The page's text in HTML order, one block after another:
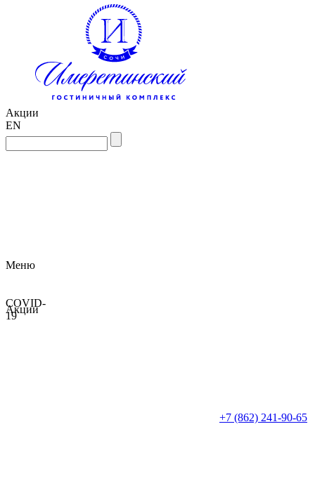
Акции
EN
Меню
COVID-
19
Акции
+7 (862) 241-90-65